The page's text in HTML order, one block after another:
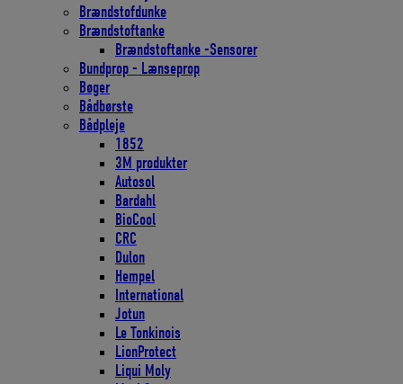
Brændstofdunke
Brændstoftanke
Brændstoftanke -Sensorer
Bundprop - Lænseprop
Bøger
Bådbørste
Bådpleje
1852
3M produkter
Autosol
Bardahl
BioCool
CRC
Dulon
Hempel
International
Jotun
Le Tonkinois
LionProtect
Liqui Moly